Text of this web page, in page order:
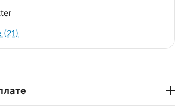
25
Pliers
Nose Piler
Cut Pliers
(21)